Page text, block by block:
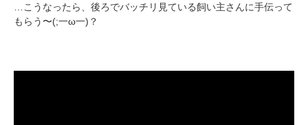
…こうなったら、後ろでバッチリ見ている飼い主さんに手伝って
もらう〜(;一ω一)？